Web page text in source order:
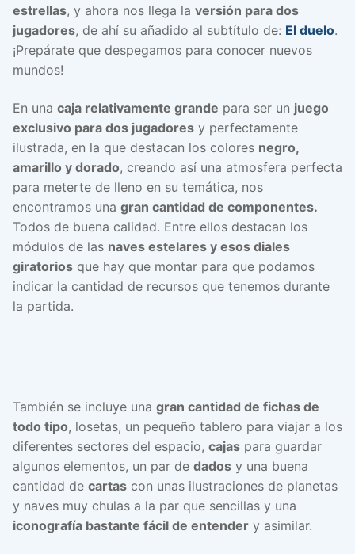
estrellas, y ahora nos llega la versión para dos
jugadores, de ahí su añadido al subtítulo de: El duelo.
¡Prepárate que despegamos para conocer nuevos
mundos!
En una caja relativamente grande para ser un juego
exclusivo para dos jugadores y perfectamente
ilustrada, en la que destacan los colores negro,
amarillo y dorado, creando así una atmosfera perfecta
para meterte de lleno en su temática, nos
encontramos una gran cantidad de componentes.
Todos de buena calidad. Entre ellos destacan los
módulos de las naves estelares y esos diales
giratorios que hay que montar para que podamos
indicar la cantidad de recursos que tenemos durante
la partida.
También se incluye una gran cantidad de fichas de
todo tipo, losetas, un pequeño tablero para viajar a los
diferentes sectores del espacio, cajas para guardar
algunos elementos, un par de dados y una buena
cantidad de cartas con unas ilustraciones de planetas
y naves muy chulas a la par que sencillas y una
iconografía bastante fácil de entender y asimilar.